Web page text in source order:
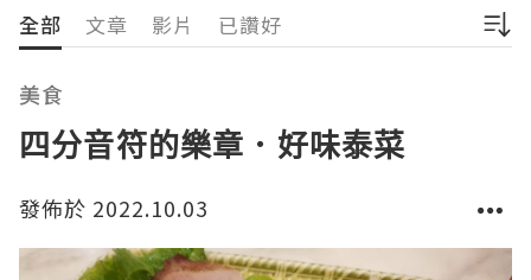
全部 文章 影片 已讚好
美食
四分音符的樂章．好味泰菜
發佈於 2022.10.03